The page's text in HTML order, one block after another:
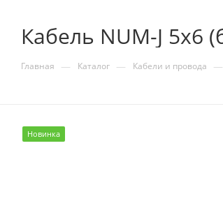
Кабель NUM-J 5х6
Главная — Каталог — Кабели и провода —
Новинка